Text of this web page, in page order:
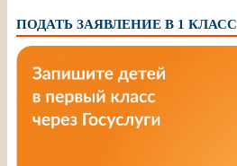
ПОДАТЬ ЗАЯВЛЕНИЕ В 1 КЛАСС